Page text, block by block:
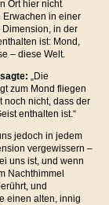
Ort hier nicht
Erwachen in einer
in der
ist: Mond,
– diese Welt.
„Die
zum Mond fliegen
noch nicht, dass der
enthalten ist.“
jedoch in jedem
vergewissern –
uns ist, und wenn
Nachthimmel
und
einen alten, innig